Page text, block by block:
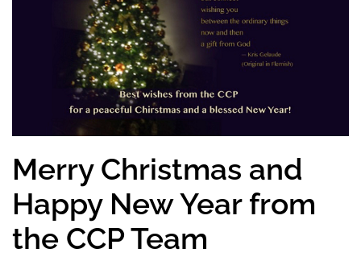
Merry Christmas and
Happy New Year from
the CCP Team